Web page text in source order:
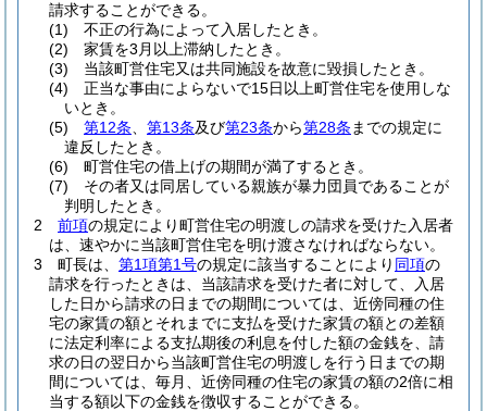
請求することができる。
(1)
不正の行為によって入居したとき。
(2)
家賃を3月以上滞納したとき。
(3)
当該町営住宅又は共同施設を故意に毀損したとき。
(4)
正当な事由によらないで15日以上町営住宅を使用しな
いとき。
(5)
第12条 第13条及び第23条から第28条 までの規定に
違反したとき。
(6)
町営住宅の借上げの期間が満了するとき。
(7)
その者又は同居している親族が暴力団員であることが
判明したとき。
2
前項の規定により町営住宅の明渡しの請求を受けた入居者
は、速やかに当該町営住宅を明け渡さなければならない。
3
町長は、 第1項第1号の規定に該当することにより 同項の
請求を行ったときは、当該請求を受けた者に対して、入居
した日から請求の日までの期間については、近傍同種の住
宅の家賃の額とそれまでに支払を受けた家賃の額との差額
に法定利率による支払期後の利息を付した額の金銭を、請
求の日の翌日から当該町営住宅の明渡しを行う日までの期
間については、毎月、近傍同種の住宅の家賃の額の2倍に相
当する額以下の金銭を徴収することができる。